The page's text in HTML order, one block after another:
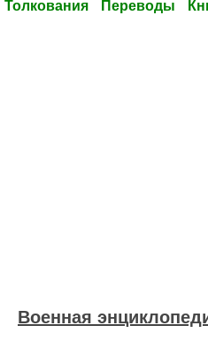
Толкования Переводы
Военная